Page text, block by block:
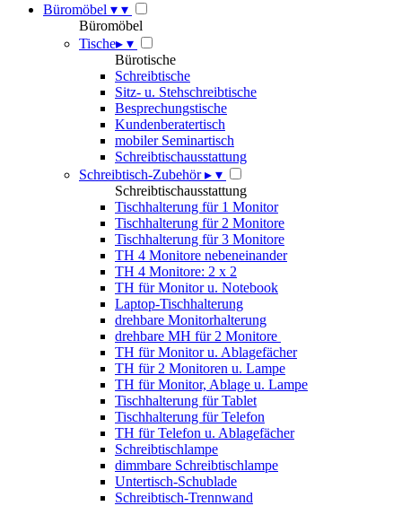
Büromöbel ▾ ▾
Büromöbel
Tische▸ ▾
Bürotische
Schreibtische
Sitz- u. Stehschreibtische
Besprechungstische
Kundenberatertisch
mobiler Seminartisch
Schreibtischausstattung
Schreibtisch-Zubehör▸ ▾
Schreibtischausstattung
Tischhalterung für 1 Monitor
Tischhalterung für 2 Monitore
Tischhalterung für 3 Monitore
TH 4 Monitore nebeneinander
TH 4 Monitore: 2 x 2
TH für Monitor u. Notebook
Laptop-Tischhalterung
drehbare Monitorhalterung
drehbare MH für 2 Monitore
TH für Monitor u. Ablagefächer
TH für 2 Monitoren u. Lampe
TH für Monitor, Ablage u. Lampe
Tischhalterung für Tablet
Tischhalterung für Telefon
TH für Telefon u. Ablagefächer
Schreibtischlampe
dimmbare Schreibtischlampe
Untertisch-Schublade
Schreibtisch-Trennwand